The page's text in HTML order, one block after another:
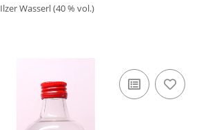
Ilzer Wasserl (40 % vol.)